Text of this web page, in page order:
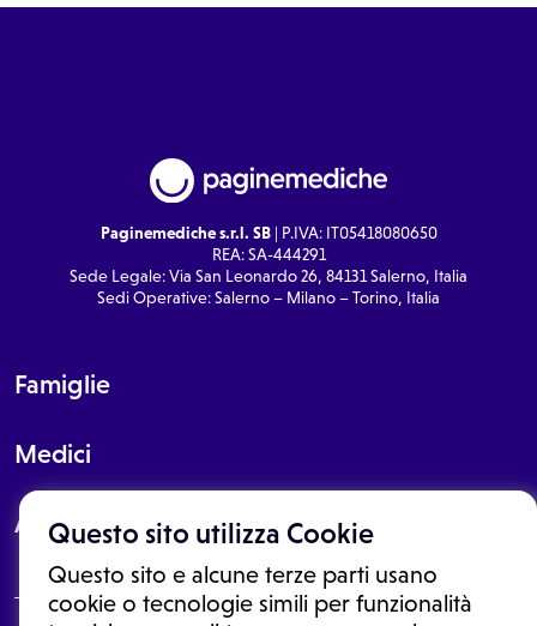
Questo sito utilizza Cookie
Questo sito e alcune terze parti usano
cookie o tecnologie simili per funzionalità
Paginemediche s.r.l. SB| P.IVA: IT05418080650
REA: SA-444291
Sede Legale: Via San Leonardo 26, 84131 Salerno, Italia
Sedi Operative: Salerno – Milano – Torino, Italia
Famiglie
Medici
About